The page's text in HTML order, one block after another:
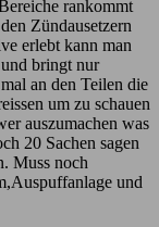
rankommt
Zündausetzern
erlebt kann man
bringt nur
an den Teilen die
um zu schauen
auszumachen was
20 Sachen sagen
Muss noch
und